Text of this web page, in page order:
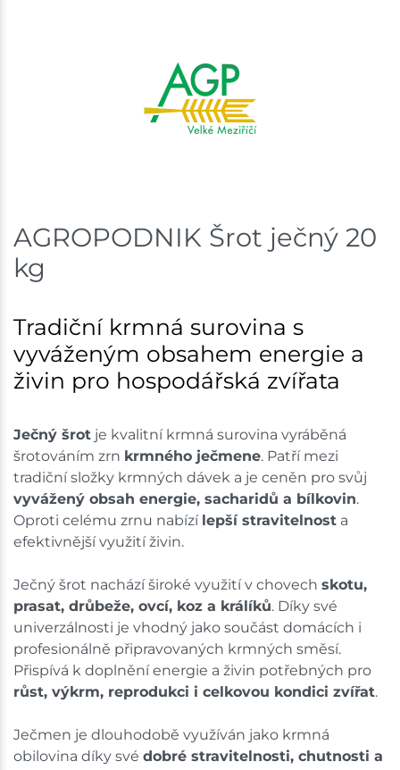
Skladové množství na prodejnách je pouze orientační.
Ceny na prodejnách se mohou lišit od cen na e-
AGROPODNIK Šrot ječný 20
kg
Tradiční krmná surovina s
vyváženým obsahem energie a
živin pro hospodářská zvířata
Ječný šrot je kvalitní krmná surovina vyráběná
šrotováním zrn krmného ječmene. Patří mezi
tradiční složky krmných dávek a je ceněn pro svůj
vyvážený obsah energie, sacharidů a bílkovin.
Oproti celému zrnu nabízí lepší stravitelnost a
efektivnější využití živin.
Ječný šrot nachází široké využití v chovech skotu,
prasat, drůbeže, ovcí, koz a králíků. Díky své
univerzálnosti je vhodný jako součást domácích i
profesionálně připravovaných krmných směsí.
Přispívá k doplnění energie a živin potřebných pro
růst, výkrm, reprodukci i celkovou kondici zvířat.
Ječmen je dlouhodobě využíván jako krmná
obilovina díky své dobré stravitelnosti, chutnosti a